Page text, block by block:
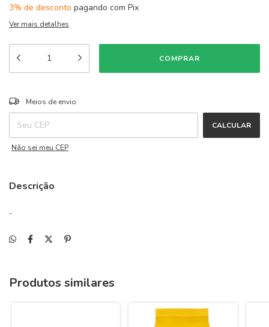
3% de desconto pagando com Pix
Ver mais detalhes
Entregas para o CEP:
Meios de envio
CALCULAR
Não sei meu CEP
Descrição
-
Produtos similares